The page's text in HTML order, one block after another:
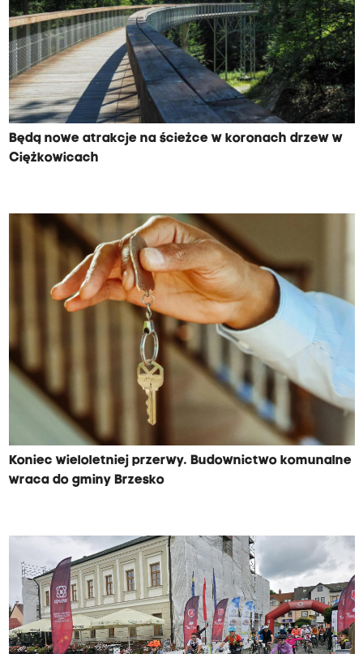
Będą nowe atrakcje na ścieżce w koronach drzew w
Ciężkowicach
Koniec wieloletniej przerwy. Budownictwo komunalne
wraca do gminy Brzesko